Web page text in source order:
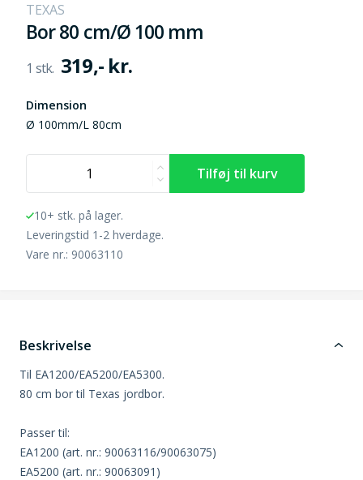
TEXAS
Bor 80 cm/Ø 100 mm
319,- kr.
Dimension
Ø 100mm/L 80cm
10+ stk. på lager.
Leveringstid 1-2 hverdage.
Vare nr.: 90063110
Beskrivelse
Til EA1200/EA5200/EA5300.
80 cm bor til Texas jordbor.
Passer til:
EA1200 (art. nr.: 90063116/90063075)
EA5200 (art. nr.: 90063091)